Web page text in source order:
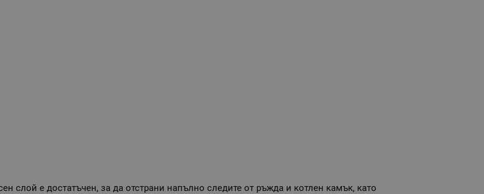
слой е достатъчен, за да отстрани напълно следите от ръжда и котлен камък, като